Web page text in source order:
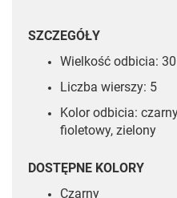
SZCZEGÓŁY
Wielkość odbicia:
Liczba wierszy: 5
Kolor odbicia:
fioletowy, zielony
DOSTĘPNE KOLORY
Czarny